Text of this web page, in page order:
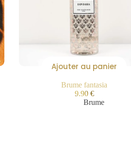
Ajouter au panier
Brume fantasia
9.90 €
Brume